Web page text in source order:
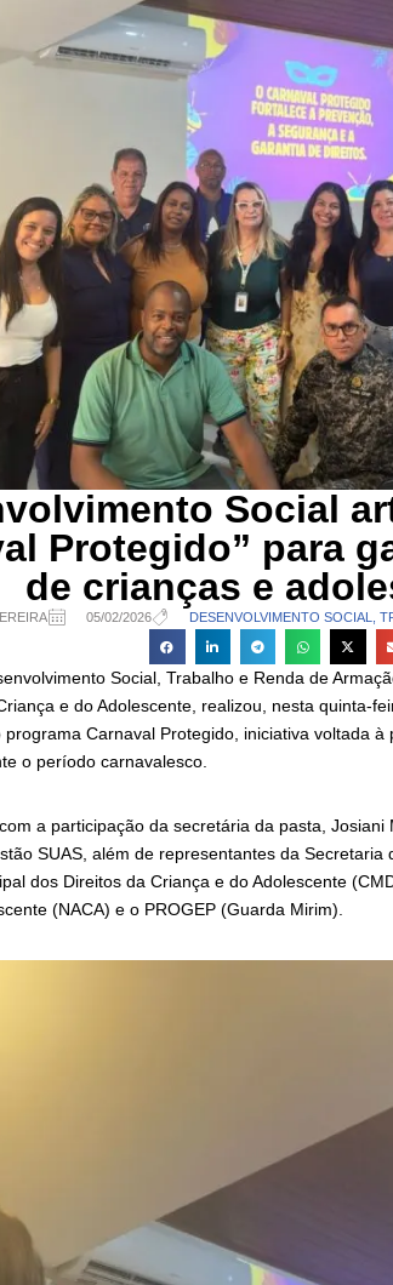
Social
Protegido” para
de crianças e
05/02/2026 DESENVOLVIMENTO SOCIAL,
Social, Trabalho e Renda de
e do Adolescente, realizou, nesta quinta-
Carnaval Protegido, iniciativa voltada
o período carnavalesco.
a participação da secretária da pasta,
SUAS, além de representantes da Secretaria
dos Direitos da Criança e do Adolescente
(NACA) e o PROGEP (Guarda Mirim).